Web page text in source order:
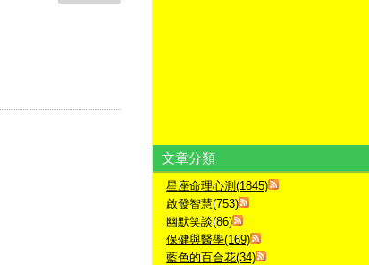
文章分類
星座命理心測(1845)
啟發智慧(753)
幽默笑談(86)
保健與醫學(169)
藍色的百合花(34)